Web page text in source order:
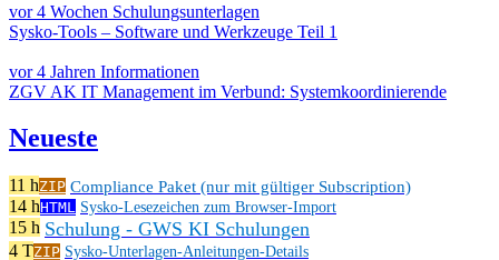
vor 4 Wochen Schulungsunterlagen
Sysko-Tools – Software und Werkzeuge Teil 1
vor 4 Jahren Informationen
ZGV AK IT Management im Verbund: Systemkoordinierende
Neueste
11 hZIP Compliance Paket (nur mit gültiger Subscription)
14 hHTML Sysko-Lesezeichen zum Browser-Import
15 h Schulung - GWS KI Schulungen
4 TZIP Sysko-Unterlagen-Anleitungen-Details